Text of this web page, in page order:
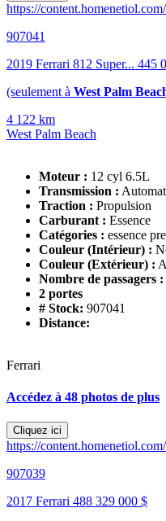
https://
907041
2019 Ferrari 812 Super... 445
(seulement à West Palm
4 122 km
West Palm Beach
Moteur : 12 cyl 6.5L
Transmission :
Traction : Propulsion
Carburant : Essence
Catégories : essence
Couleur (Intérieur) :
Couleur (Extérieur) :
Nombre de passagers :
2 portes
# Stock: 907041
Distance:
Ferrari
Accédez à 48 photos de plus
Cliquez ici
https://
907039
2017 Ferrari 488 329 000 $